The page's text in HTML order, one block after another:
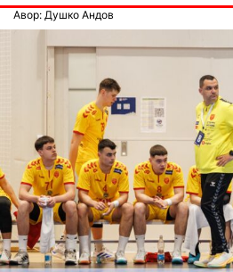
Авор: Душко Андов